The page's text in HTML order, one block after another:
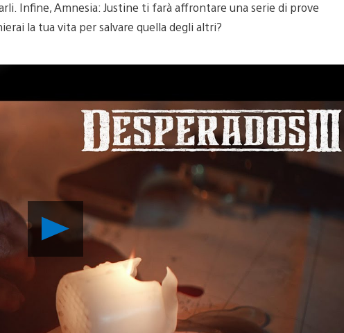
Infine, Amnesia: Justine ti farà affrontare una serie di prove
la tua vita per salvare quella degli altri?
Riproduci
video